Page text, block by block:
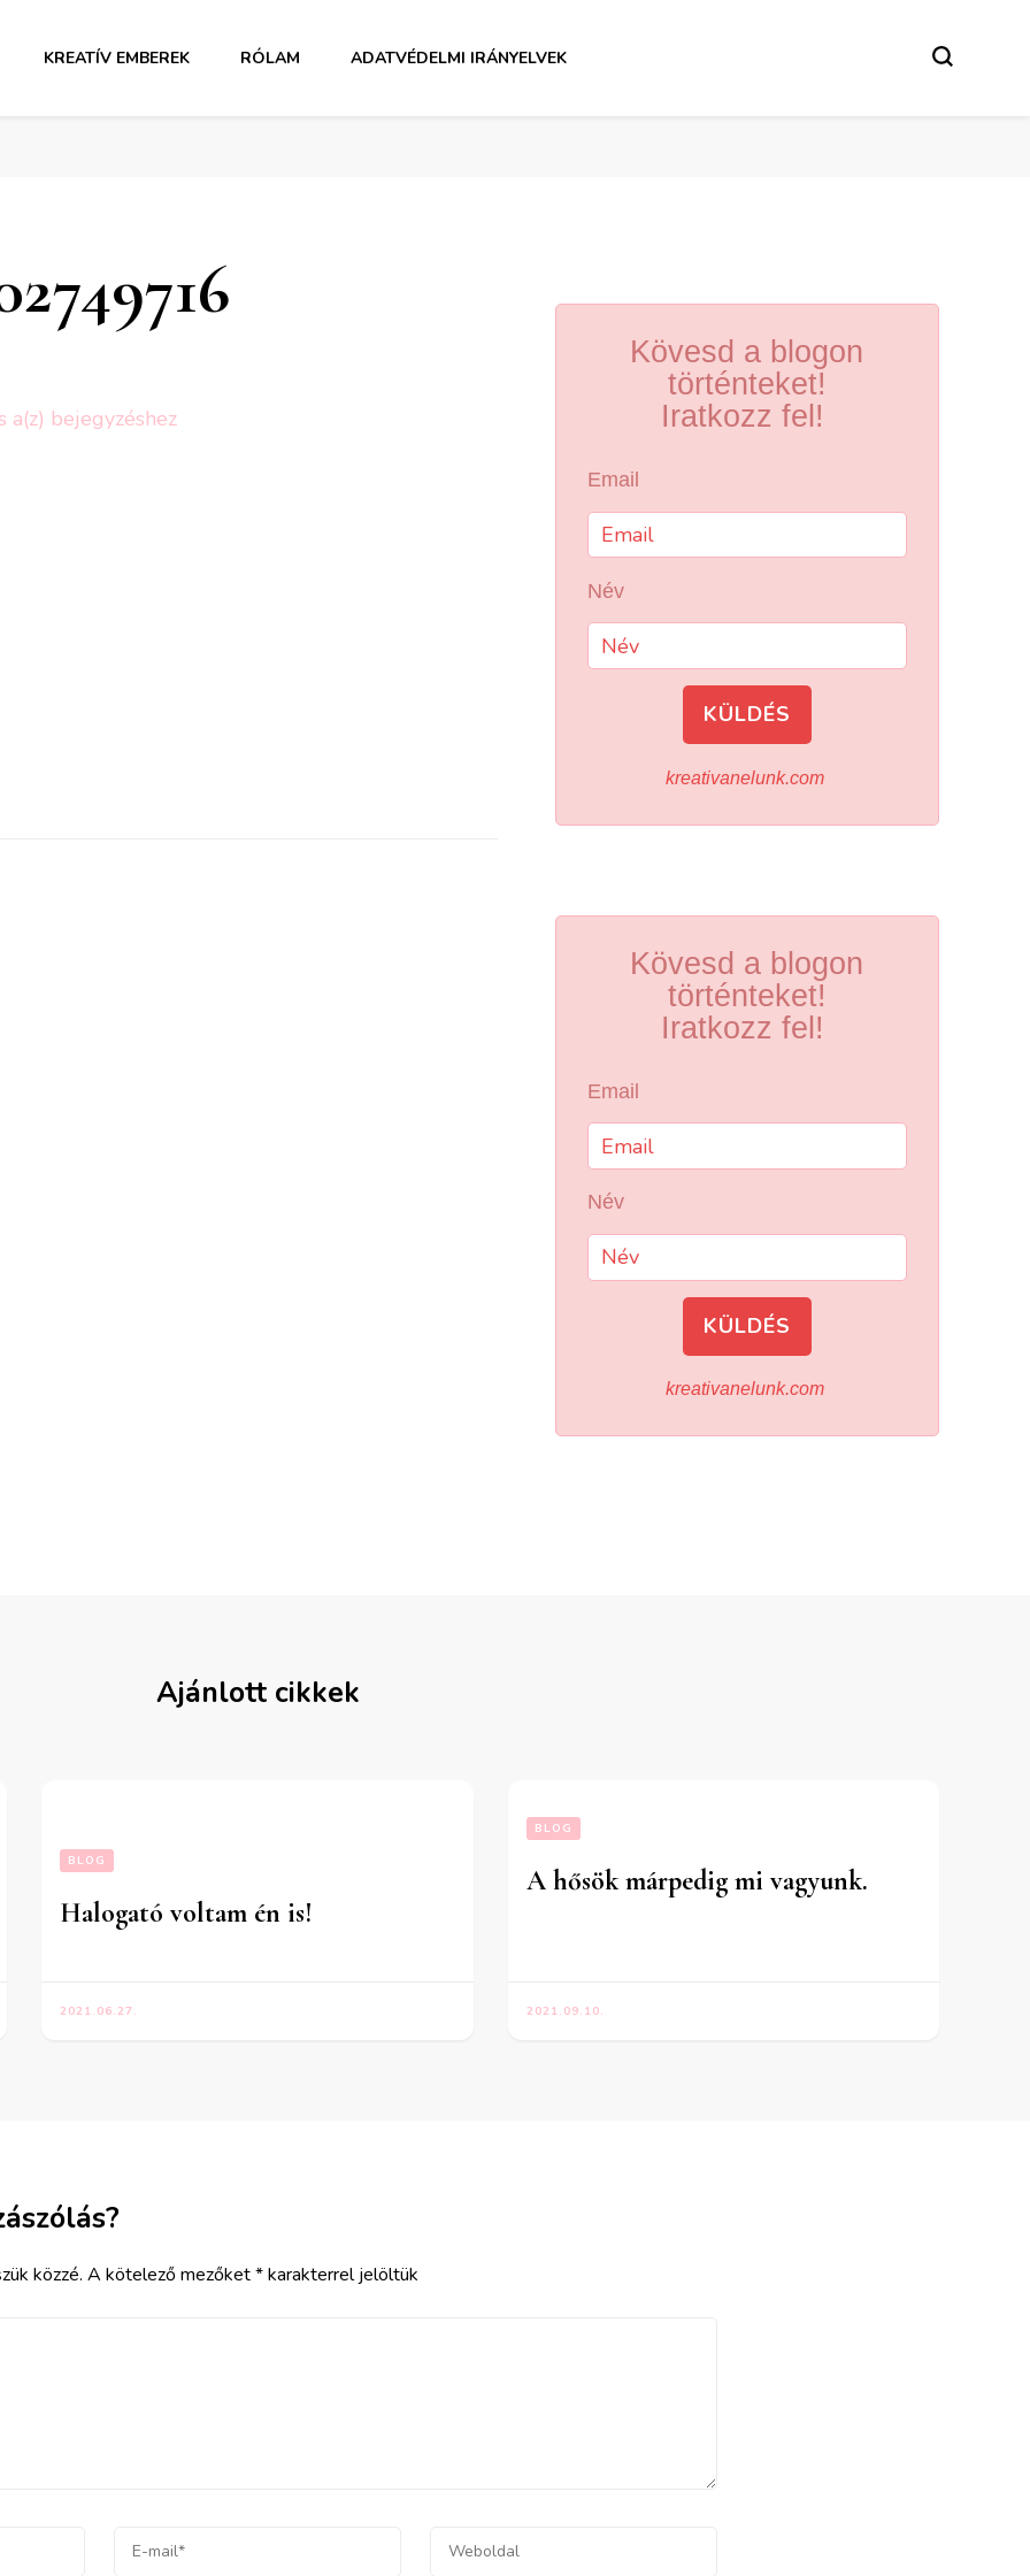
KREATÍV EMBEREK RÓLAM ADATVÉDELMI IRÁNYELVEK
a(z) FB_IMG_1601402749716
bejegyzéshez
Kövesd a blogon
történteket!
Iratkozz fel!
Email
Név
KÜLDÉS
kreativanelunk.com
Kövesd a blogon
történteket!
Iratkozz fel!
Email
Név
KÜLDÉS
kreativanelunk.com
Ajánlott cikkek
BLOG
Halogató voltam én is!
2021.06.27.
BLOG
A hősök márpedig mi vagyunk.
2021.09.10.
közzé. A kötelező mezőket*karakterrel jelöltük